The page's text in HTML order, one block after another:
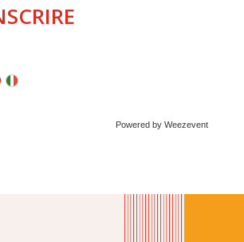
Powered by Weezevent